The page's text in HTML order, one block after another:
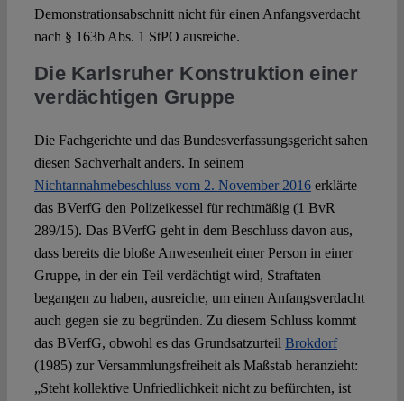
Demonstrationsabschnitt nicht für einen Anfangsverdacht
nach § 163b Abs. 1 StPO ausreiche.
Die Karlsruher Konstruktion einer
verdächtigen Gruppe
Die Fachgerichte und das Bundesverfassungsgericht sahen
diesen Sachverhalt anders. In seinem
Nichtannahmebeschluss vom 2. November 2016erklärte
das BVerfG den Polizeikessel für rechtmäßig (1 BvR
289/15). Das BVerfG geht in dem Beschluss davon aus,
dass bereits die bloße Anwesenheit einer Person in einer
Gruppe, in der ein Teil verdächtigt wird, Straftaten
begangen zu haben, ausreiche, um einen Anfangsverdacht
auch gegen sie zu begründen. Zu diesem Schluss kommt
das BVerfG, obwohl es das Grundsatzurteil Brokdorf
(1985) zur Versammlungsfreiheit als Maßstab heranzieht:
„Steht kollektive Unfriedlichkeit nicht zu befürchten, ist